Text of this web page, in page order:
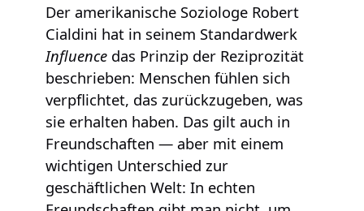
Der amerikanische Soziologe Robert
Cialdini hat in seinem Standardwerk
Influence das Prinzip der Reziprozität
beschrieben: Menschen fühlen sich
verpflichtet, das zurückzugeben, was
sie erhalten haben. Das gilt auch in
Freundschaften — aber mit einem
wichtigen Unterschied zur
geschäftlichen Welt: In echten